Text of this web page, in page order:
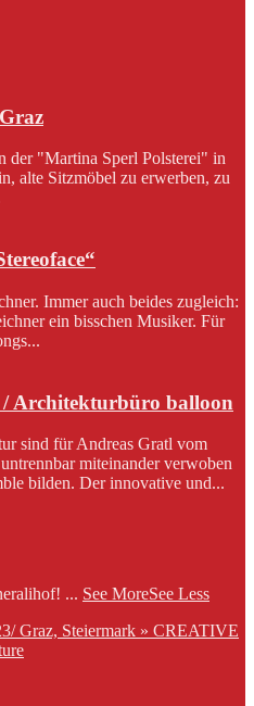
der "Martina Sperl Polsterei" in
alte Sitzmöbel zu erwerben, zu
Immer auch beides zugleich:
ein bisschen Musiker. Für
Architekturbüro balloon
sind für Andreas Gratl vom
miteinander verwoben
bilden. Der innovative und...
... See MoreSee Less
Graz, Steiermark » CREATIVE